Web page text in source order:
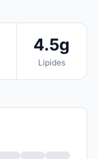
4.5g
Lipides